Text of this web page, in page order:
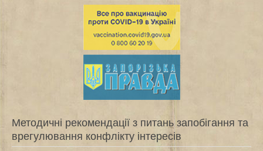
Методичні рекомендації з питань запобігання та
врегулювання конфлікту інтересів